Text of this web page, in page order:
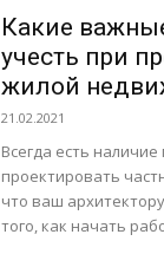
Какие
учесть при
жилой
21.02.2021
Всегда есть
проектировать
что ваш
того, как начать